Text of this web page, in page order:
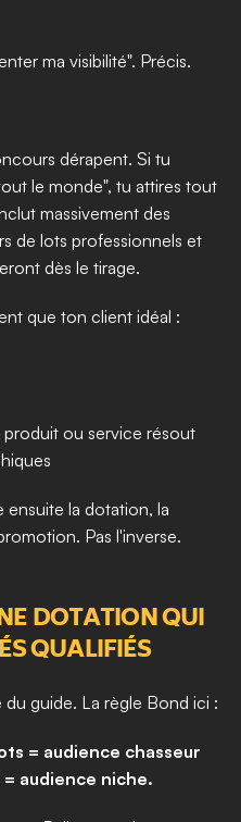
ma visibilité". Précis.
dérapent. Si tu
le monde", tu attires tout
massivement des
de lots professionnels et
dès le tirage.
que ton client idéal :
ou service résout
la dotation, la
Pas l'inverse.
DOTATION QUI
QUALIFIÉS
guide. La règle Bond ici :
= audience chasseur
audience niche.